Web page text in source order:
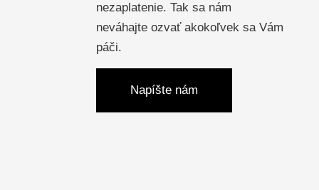
nezaplatenie. Tak sa nám
neváhajte ozvať akokoľvek sa Vám
páči.
Napíšte nám